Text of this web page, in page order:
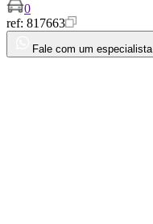
0
ref: 817663
Fale com um especialista